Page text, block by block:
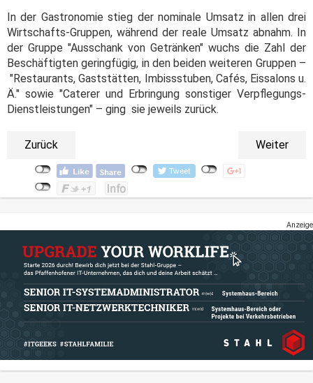
In der Gastronomie stieg der nominale Umsatz in allen drei
Wirtschafts-Gruppen, während der reale Umsatz abnahm. In
der Gruppe "Ausschank von Getränken" wuchs die Zahl der
Beschäftigten geringfügig, in den beiden weiteren Gruppen –
"Restaurants, Gaststätten, Imbissstuben, Cafés, Eissalons u.
Ä." sowie "Caterer und Erbringung sonstiger Verpflegungs-
Dienstleistungen" – ging sie jeweils zurück.
Zurück Weiter
Anzeige